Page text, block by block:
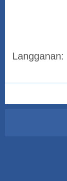
Langganan: